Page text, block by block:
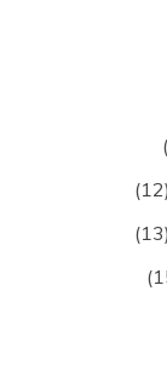
(12)
(13)